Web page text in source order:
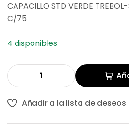
CAPACILLO STD VERDE
C/75
4 disponibles
Añadir a la lista de deseos